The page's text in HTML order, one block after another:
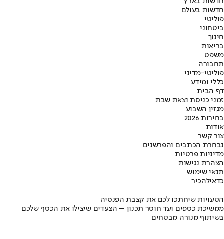
חדשות בעולם
פוליטי
ביטחוני
חינוך
בריאות
משפט
תחבורה
פוליטי-מדיני
כללי ומידע
דף הבית
זמני כניסת וצאת שבת
מגזין השבוע
בחירות 2026
אודות
צור קשר
נבחרת הכתבים והפרשנים
מדיניות פרטיות
הצהרת נגישות
תנאי שימוש
כדאילהכיר
הטעויות שיחתכו לכם את קצבת הפנסיה
ממשיכת כספים ועד חוסר תכנון – הצעדים שיצילו את הכסף שלכם
בשיתוף מנורה מבטחים